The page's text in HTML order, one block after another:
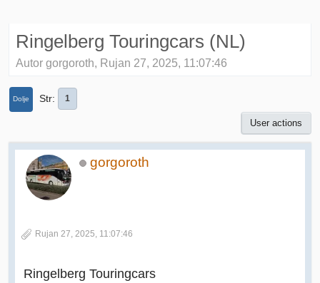
Ringelberg Touringcars (NL)
Autor gorgoroth, Rujan 27, 2025, 11:07:46
Dolje Str 1
User actions
gorgoroth
Rujan 27, 2025, 11:07:46
Ringelberg Touringcars